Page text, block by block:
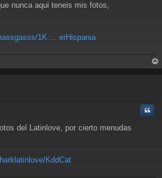
nunca aqui teneis mis fotos,
1K ... erHispania
rri
Citar
del Latinlove, por cierto menudas
KddCat